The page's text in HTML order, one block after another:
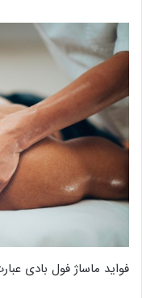
فواید ماساژ فول بادی